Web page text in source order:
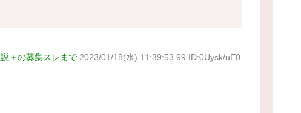
＋の募集スレまで 2023/01/18(水) 11:39:53.99 ID:0Uysk/uE0